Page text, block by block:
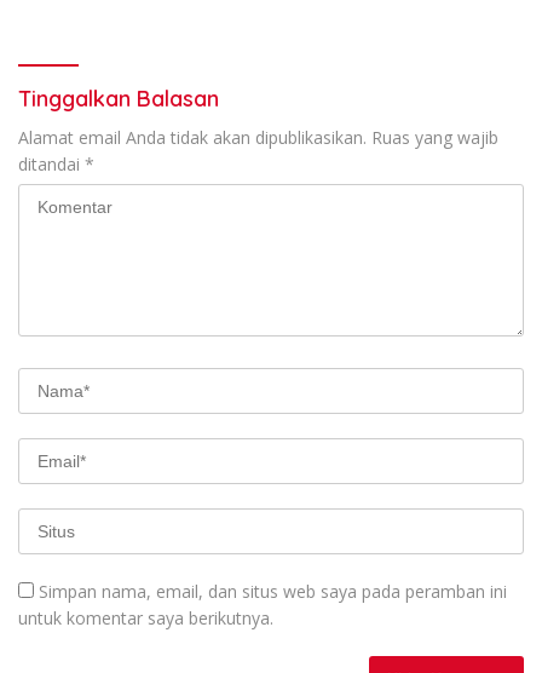
Tinggalkan Balasan
Alamat email Anda tidak akan dipublikasikan. Ruas yang wajib
ditandai *
Simpan nama, email, dan situs web saya pada peramban ini
untuk komentar saya berikutnya.